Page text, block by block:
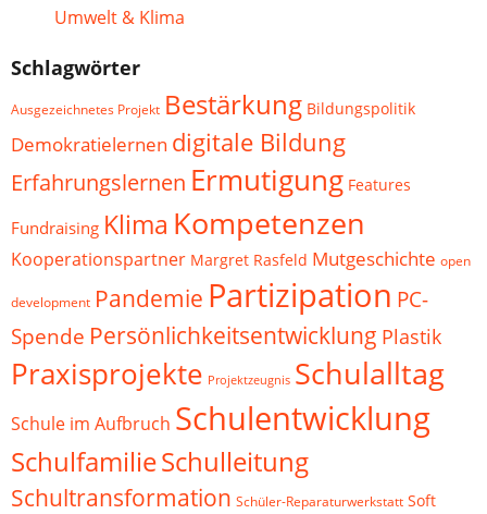
Umwelt & Klima
Schlagwörter
Ausgezeichnetes Projekt Bestärkung Bildungspolitik
Demokratielernen digitale Bildung
Erfahrungslernen Ermutigung Features
Fundraising Klima Kompetenzen
Kooperationspartner Margret Rasfeld Mutgeschichte open
development Pandemie Partizipation PC-
Spende Persönlichkeitsentwicklung Plastik
Praxisprojekte Projektzeugnis Schulalltag
Schule im Aufbruch Schulentwicklung
SchulfamilieSchulleitung
Schultransformation Schüler-Reparaturwerkstatt Soft